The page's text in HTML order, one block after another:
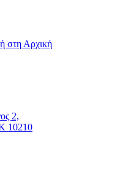
στη Αρχική
2,
10210